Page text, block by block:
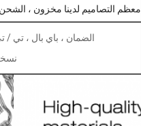
معظم التصاميم لدينا مخزون ،
الضمان ، باي بال ، تي / تي (30-50٪ الدفع المسبق ،